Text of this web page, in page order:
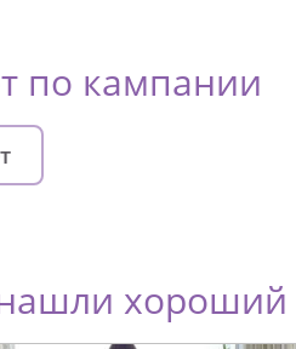
по кампании
хороший